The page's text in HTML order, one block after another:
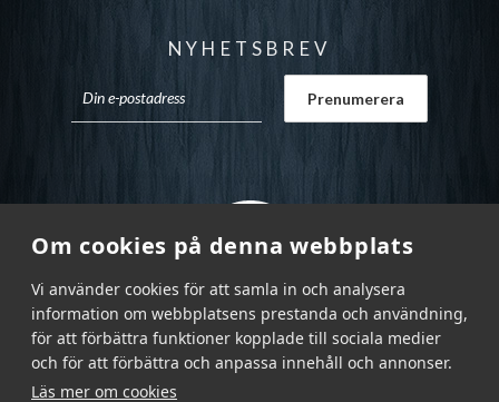
Om cookies på denna webbplats
Vi använder cookies för att samla in och analysera
information om webbplatsens prestanda och användning,
för att förbättra funktioner kopplade till sociala medier
och för att förbättra och anpassa innehåll och annonser.
Läs mer om cookies
NYHETSBREV